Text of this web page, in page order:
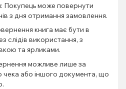
: Покупець може повернути
з дня отримання замовлення.
книга має бути в
слідів використання, з
та ярликами.
можливе лише за
чека або іншого документа, що